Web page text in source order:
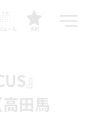
予約
ュール
』
田馬